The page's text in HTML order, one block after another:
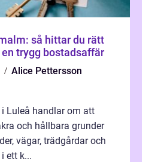
så hittar du rätt
trygg bostadsaffär
Alice Pettersson
Luleå handlar om att
och hållbara grunder
vägar, trädgårdar och
ett k...